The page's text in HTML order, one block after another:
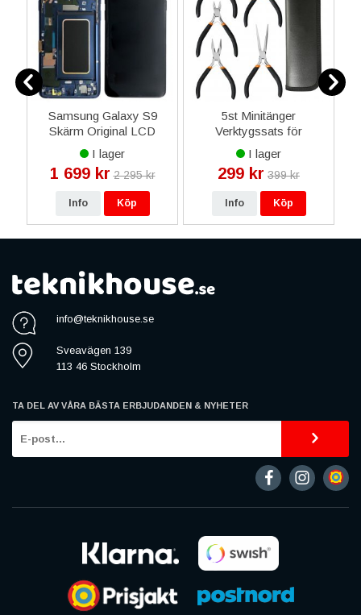
Samsung Galaxy S9
Skärm Original LCD
Display Glas - Blå
I lager
1 699 kr 2 295 kr
Info Köp
5st Minitänger
Verktygssats för
Reparationer - Svart
I lager
299 kr 399 kr
Info Köp
info@teknikhouse.se
Sveavägen 139
113 46 Stockholm
TA DEL AV VÅRA BÄSTA ERBJUDANDEN & NYHETER